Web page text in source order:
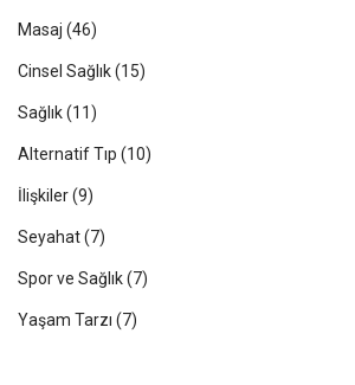
Masaj (46)
Cinsel Sağlık(15)
Sağlık(11)
Alternatif Tıp (10)
İlişkiler(9)
Seyahat(7)
Spor ve Sağlık(7)
Yaşam Tarzı (7)